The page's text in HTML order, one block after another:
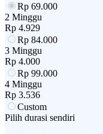
Rp 69.000
2 Minggu
Rp 4.929
Rp 84.000
3 Minggu
Rp 4.000
Rp 99.000
4 Minggu
Rp 3.536
Custom
Pilih durasi sendiri